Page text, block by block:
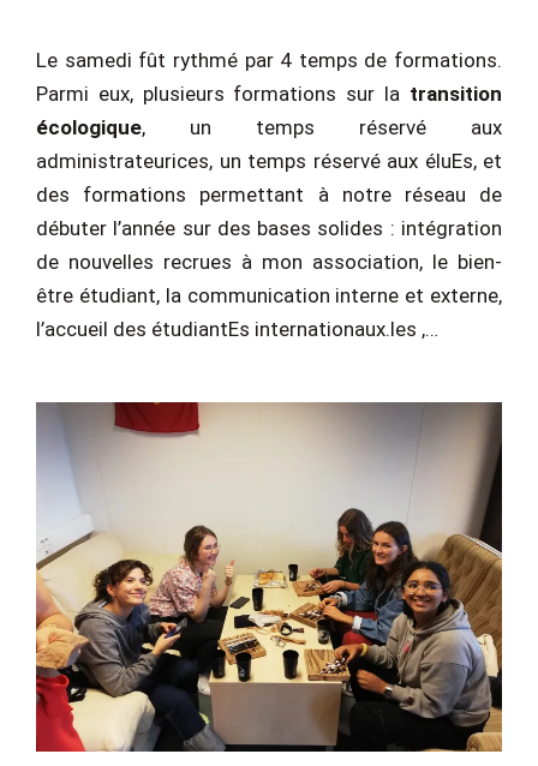
Le samedi fût rythmé par 4 temps de formations.
Parmi eux, plusieurs formations sur la transition
écologique, un temps réservé aux
administrateurices, un temps réservé aux éluEs, et
des formations permettant à notre réseau de
débuter l’année sur des bases solides : intégration
de nouvelles recrues à mon association, le bien-
être étudiant, la communication interne et externe,
l’accueil des étudiantEs internationaux.les ,…